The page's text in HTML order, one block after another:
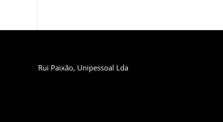
Rui Paixão, Unipessoal Lda